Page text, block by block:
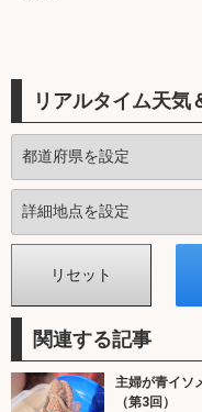
リアルタイム天気
関連する記事
主婦が青イソ
（第3回）